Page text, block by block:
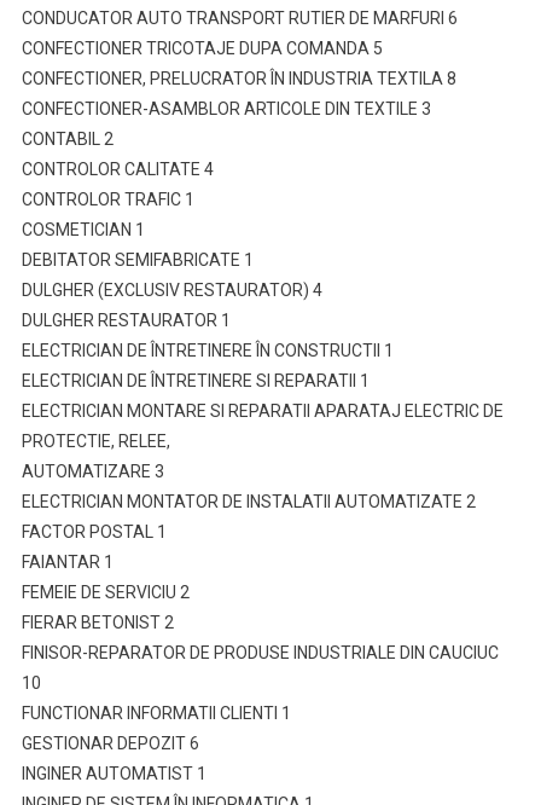
CONDUCATOR AUTO TRANSPORT RUTIER DE MARFURI 6
CONFECTIONER TRICOTAJE DUPA COMANDA 5
CONFECTIONER, PRELUCRATOR ÎN INDUSTRIA TEXTILA 8
CONFECTIONER-ASAMBLOR ARTICOLE DIN TEXTILE 3
CONTABIL 2
CONTROLOR CALITATE 4
CONTROLOR TRAFIC 1
COSMETICIAN 1
DEBITATOR SEMIFABRICATE 1
DULGHER (EXCLUSIV RESTAURATOR) 4
DULGHER RESTAURATOR 1
ELECTRICIAN DE ÎNTRETINERE ÎN CONSTRUCTII 1
ELECTRICIAN DE ÎNTRETINERE SI REPARATII 1
ELECTRICIAN MONTARE SI REPARATII APARATAJ ELECTRIC DE
PROTECTIE, RELEE,
AUTOMATIZARE 3
ELECTRICIAN MONTATOR DE INSTALATII AUTOMATIZATE 2
FACTOR POSTAL 1
FAIANTAR 1
FEMEIE DE SERVICIU 2
FIERAR BETONIST 2
FINISOR-REPARATOR DE PRODUSE INDUSTRIALE DIN CAUCIUC
10
FUNCTIONAR INFORMATII CLIENTI 1
GESTIONAR DEPOZIT 6
INGINER AUTOMATIST 1